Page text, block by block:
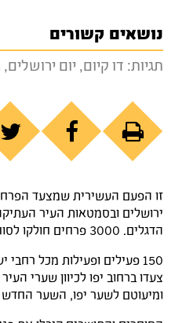
נושאים קשורים
תגיות: דו קיום, יום ירושלים,
זו הפעם העשירית שמצעד
ירושלים ובסמטאות העיר
הדגלים. 3000 פרחים חולקו לסוחרי ותושבי העיר העתיקה.
150 פעילים ופעילות מכל
צעדו ברחוב יפו לכיוון שערי
ומיעוטם לשער יפו, השער